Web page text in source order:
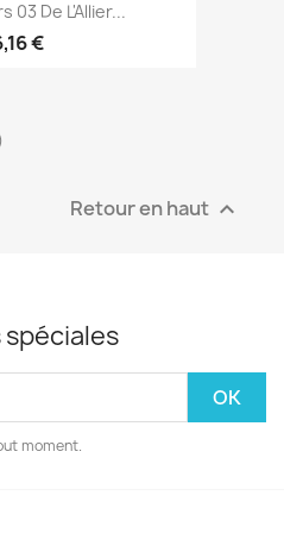
03 De L'Allier...
€
Retour en haut 
moment.